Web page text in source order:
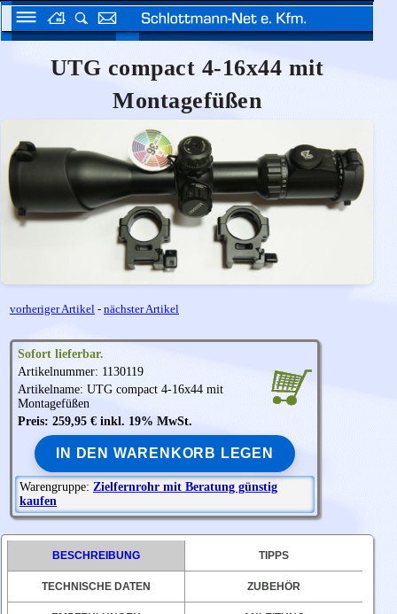
UTG compact 4-16x44 mit
Montagefüßen
vorheriger Artikel - nächster Artikel
Sofort lieferbar.
Artikelnummer: 1130119
Artikelname: UTG compact 4-16x44 mit
Montagefüßen
Preis: 259,95 € inkl. 19% MwSt.
IN DEN WARENKORB LEGEN
Warengruppe: Zielfernrohr mit Beratung günstig
kaufen
BESCHREIBUNG TIPPS
TECHNISCHE DATEN ZUBEHÖR